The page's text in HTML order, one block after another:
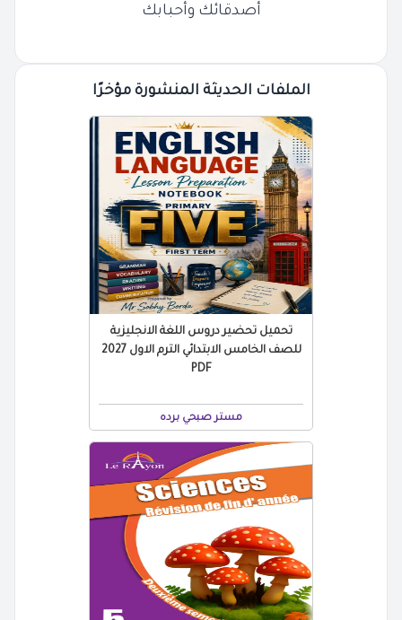
أصدقائك وأحبابك
الملفات الحديثة المنشورة مؤخرًا
تحميل تحضير دروس اللغة الانجليزية
للصف الخامس الابتدائي الترم الاول 2027
PDF
مستر صبحي برده